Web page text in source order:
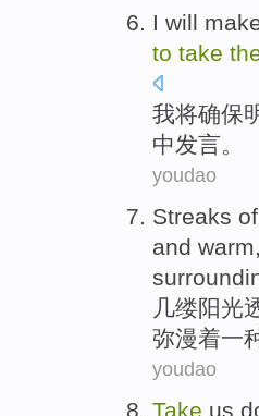
I will
to take
我将确保
中发言。
youdao
Streaks of
and warm,
几缕阳光
弥漫着一
youdao
Take us